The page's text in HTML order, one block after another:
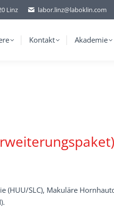
Linz labor.linz@laboklin.com
Kontakt Akademie
(HUU/SLC), Makuläre